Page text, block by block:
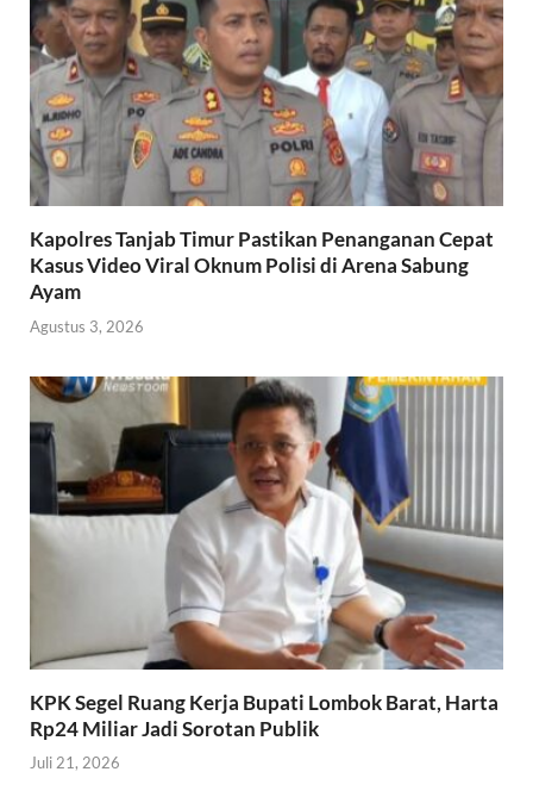
Kapolres Tanjab Timur Pastikan Penanganan Cepat
Kasus Video Viral Oknum Polisi di Arena Sabung
Ayam
Agustus 3, 2026
KPK Segel Ruang Kerja Bupati Lombok Barat, Harta
Rp24 Miliar Jadi Sorotan Publik
Juli 21, 2026